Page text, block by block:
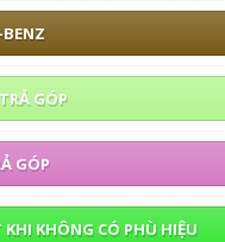
BENZ
GÓP
GÓP
KHÔNG CÓ PHÙ HIỆU